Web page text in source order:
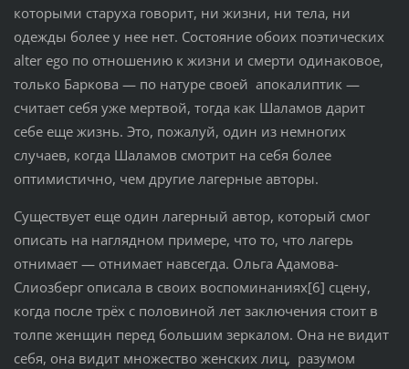
которыми старуха говорит, ни жизни, ни тела, ни
одежды более у нее нет. Состояние обоих поэтических
alter ego по отношению к жизни и смерти одинаковое,
только Баркова — по натуре своей апокалиптик —
считает себя уже мертвой, тогда как Шаламов дарит
себе еще жизнь. Это, пожалуй, один из немногих
случаев, когда Шаламов смотрит на себя более
оптимистично, чем другие лагерные авторы.
Существует еще один лагерный автор, который смог
описать на наглядном примере, что то, что лагерь
отнимает — отнимает навсегда. Ольга Адамова-
Слиозберг описала в своих воспоминаниях[6] сцену,
когда после трёх с половиной лет заключения стоит в
толпе женщин перед большим зеркалом. Она не видит
себя, она видит множество женских лиц, разумом